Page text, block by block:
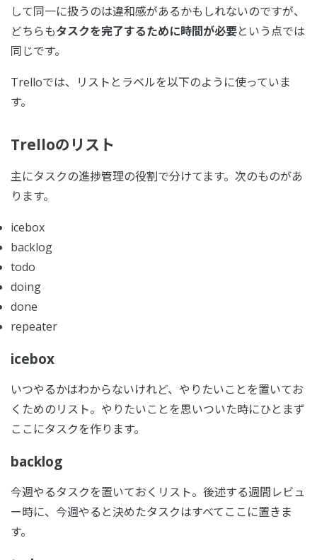
して同一に扱うのは違和感があるかもしれないのですが、
どちらもタスクを完了するために時間が必要という点では
同じです。
Trelloでは、リストとラベルを以下のように使っていま
す。
Trelloのリスト
主にタスクの進捗管理の役割で分けてます。次のものがあ
ります。
icebox
backlog
todo
doing
done
repeater
icebox
いつやるかはわからないけれど、やりたいことを置いてお
くためのリスト。やりたいことを思いついた時にひとまず
ここにタスクを作ります。
backlog
今週やるタスクを置いておくリスト。後述する週間レビュ
ー時に、今週やると決めたタスクはすべてここに置きま
す。